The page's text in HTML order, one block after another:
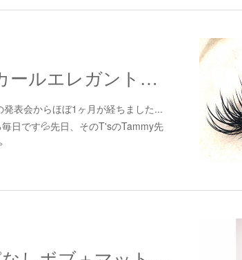
【マツエク】Dカールエレガントデザイン
表会からほぼ1ヶ月が経ちました...
日です💦先日、そのT'sのTammy先